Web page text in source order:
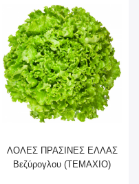
ΛΟΛΕΣ ΠΡΑΣΙΝΕΣ ΕΛΛΑΣ
Βεζύρογλου (ΤΕΜΑΧΙΟ)